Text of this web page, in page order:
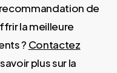
de
la meilleure
? Contactez
plus sur la